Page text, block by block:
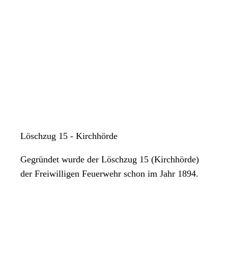
Löschzug 15 - Kirchhörde
Gegründet wurde der Löschzug 15 (Kirchhörde)
der Freiwilligen Feuerwehr schon im Jahr 1894.